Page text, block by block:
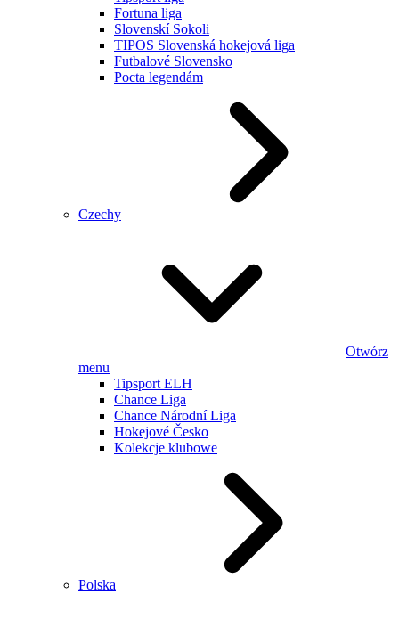
Fortuna liga
Slovenskí Sokoli
TIPOS Slovenská hokejová liga
Futbalové Slovensko
Pocta legendám
Czechy
Otwórz
menu
Tipsport ELH
Chance Liga
Chance Národní Liga
Hokejové Česko
Kolekcje klubowe
Polska